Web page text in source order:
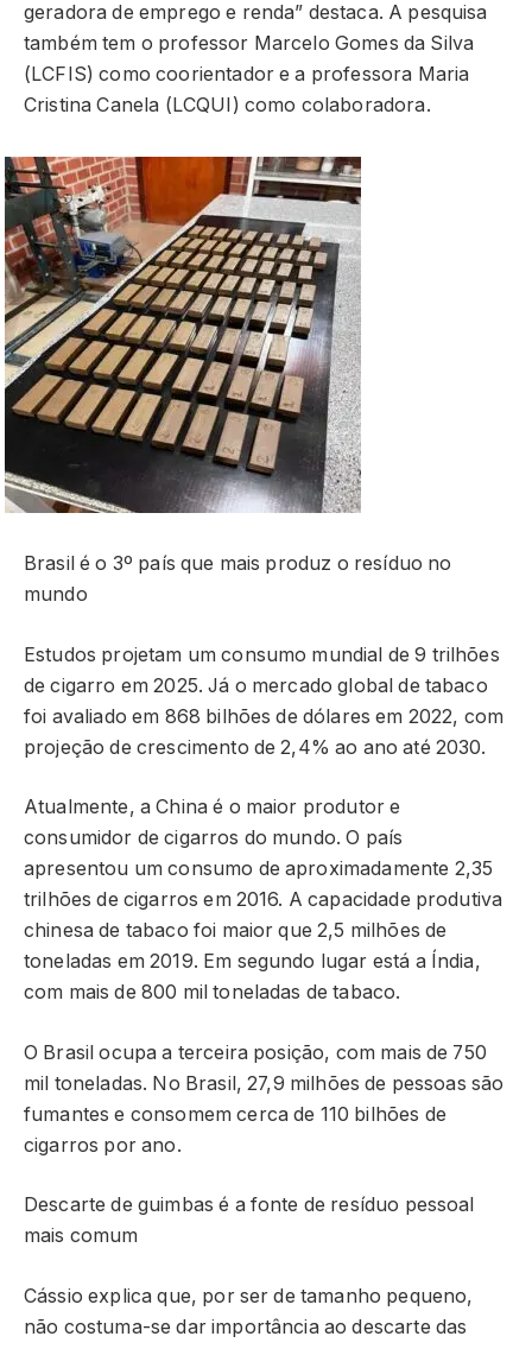
geradora de emprego e renda” destaca. A pesquisa
também tem o professor Marcelo Gomes da Silva
(LCFIS) como coorientador e a professora Maria
Cristina Canela (LCQUI) como colaboradora.
Brasil é o 3º país que mais produz o resíduo no
mundo
Estudos projetam um consumo mundial de 9 trilhões
de cigarro em 2025. Já o mercado global de tabaco
foi avaliado em 868 bilhões de dólares em 2022, com
projeção de crescimento de 2,4% ao ano até 2030.
Atualmente, a China é o maior produtor e
consumidor de cigarros do mundo. O país
apresentou um consumo de aproximadamente 2,35
trilhões de cigarros em 2016. A capacidade produtiva
chinesa de tabaco foi maior que 2,5 milhões de
toneladas em 2019. Em segundo lugar está a Índia,
com mais de 800 mil toneladas de tabaco.
O Brasil ocupa a terceira posição, com mais de 750
mil toneladas. No Brasil, 27,9 milhões de pessoas são
fumantes e consomem cerca de 110 bilhões de
cigarros por ano.
Descarte de guimbas é a fonte de resíduo pessoal
mais comum
Cássio explica que, por ser de tamanho pequeno,
não costuma-se dar importância ao descarte das